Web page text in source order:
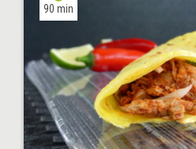
90 min